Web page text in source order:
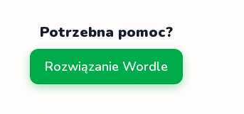
Potrzebna pomoc?
Rozwiązanie Wordle